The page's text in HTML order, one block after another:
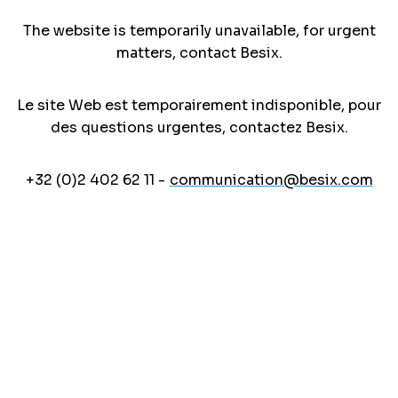
The website is temporarily unavailable, for urgent
matters, contact Besix.
Le site Web est temporairement indisponible, pour
des questions urgentes, contactez Besix.
+32 (0)2 402 62 11 - communication@besix.com